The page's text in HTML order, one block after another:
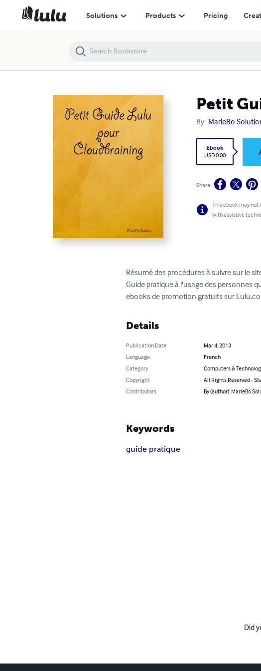
Solutions Products Pricing
Petit
By MarieBo
Ebook
USD 0.00
Share
This ebook may
with assistive
Résumé des procédures à suivre sur le
Guide pratique à l'usage des personnes
ebooks de promotion gratuits sur
Details
Publication Date
Mar 4, 2013
Language
French
Category
Computers &
Copyright
All Rights Reserved -
Contributors
By (author): MarieBo
Keywords
guide pratique
Did
Petit Guide Lulu pour Cloudbraining